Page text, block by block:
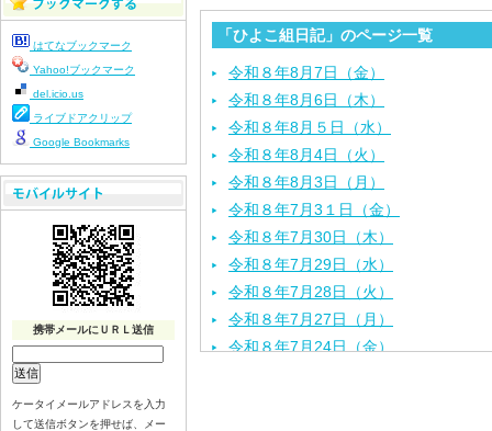
「ひよこ組日記」のページ一覧
令和８年8月7日（金）
令和８年8月6日（木）
令和８年8月５日（水）
令和８年8月4日（火）
令和８年8月3日（月）
令和８年7月3１日（金）
令和８年7月30日（木）
令和８年7月29日（水）
令和８年7月28日（火）
令和８年7月27日（月）
令和８年7月24日（金）
はてなブックマーク
Yahoo!ブックマーク
del.icio.us
ライブドアクリップ
Google Bookmarks
携帯メールにＵＲＬ送信
ケータイメールアドレスを入力
して送信ボタンを押せば、メー